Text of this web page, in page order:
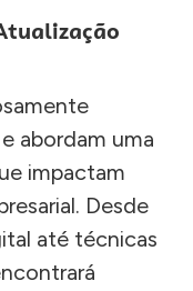
abordam uma
impactam
Desde
até técnicas